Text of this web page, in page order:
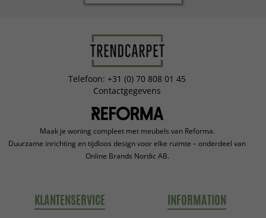
Telefoon: +31 (0) 70 808 01 45
Contactgegevens
Maak je woning compleet met meubels van Reforma.
Duurzame inrichting en tijdloos design voor elke ruimte – onderdeel van
Online Brands Nordic AB.
KLANTENSERVICE INFORMATION